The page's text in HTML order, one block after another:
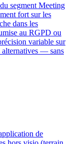
segment Meeting
fort sur les
dans les
au RGPD ou
variable sur
alternatives — sans
de